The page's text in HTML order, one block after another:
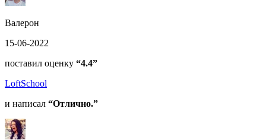
Валерон
15-06-2022
поставил оценку “4.4”
LoftSchool
и написал “Отлично.”